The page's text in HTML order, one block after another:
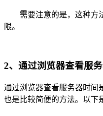
需要注意的是，这种方法
限。
2、通过浏览器查看服
通过浏览器查看服务器时间
也是比较简便的方法。以下